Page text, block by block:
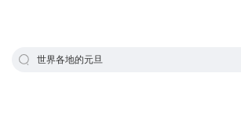
世界各地的元旦